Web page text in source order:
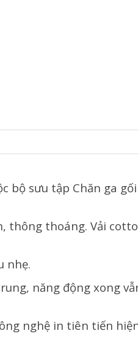
bộ sưu tập Chăn ga gối
thông thoáng. Vải
nhẹ.
năng động xong
nghệ in tiên tiến